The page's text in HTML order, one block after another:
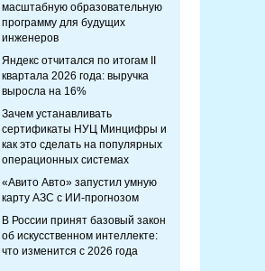
масштабную образовательную
программу для будущих
инженеров
Яндекс отчитался по итогам II
квартала 2026 года: выручка
выросла на 16%
Зачем устанавливать
сертификаты НУЦ Минцифры и
как это сделать на популярных
операционных системах
«Авито Авто» запустил умную
карту АЗС с ИИ-прогнозом
В России принят базовый закон
об искусственном интеллекте:
что изменится с 2026 года